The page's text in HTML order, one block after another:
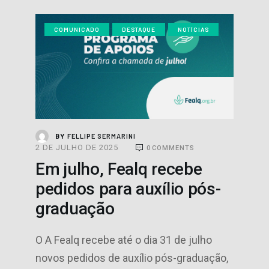
COMUNICADO DESTAQUE NOTÍCIAS
BY FELLIPE SERMARINI
2 DE JULHO DE 2025 0 COMMENTS
Em julho, Fealq recebe
pedidos para auxílio pós-
graduação
O A Fealq recebe até o dia 31 de julho
novos pedidos de auxílio pós-graduação,